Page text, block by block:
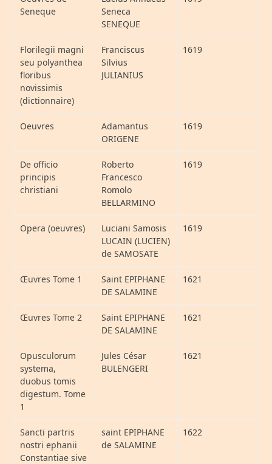
Seneque
Seneca
SENEQUE
Florilegii magni
seu polyanthea
floribus
novissimis
(dictionnaire)
Franciscus
Silvius
JULIANIUS
1619
Oeuvres
Adamantus
ORIGENE
1619
De officio
principis
christiani
Roberto
Francesco
Romolo
BELLARMINO
1619
Opera (oeuvres)
Luciani Samosis
LUCAIN (LUCIEN)
de SAMOSATE
1619
Œuvres Tome 1
Saint EPIPHANE
DE SALAMINE
1621
Œuvres Tome 2
Saint EPIPHANE
DE SALAMINE
1621
Opusculorum
systema,
duobus tomis
digestum. Tome
1
Jules César
BULENGERI
1621
Sancti partris
nostri ephanii
Constantiae sive
saint EPIPHANE
de SALAMINE
1622